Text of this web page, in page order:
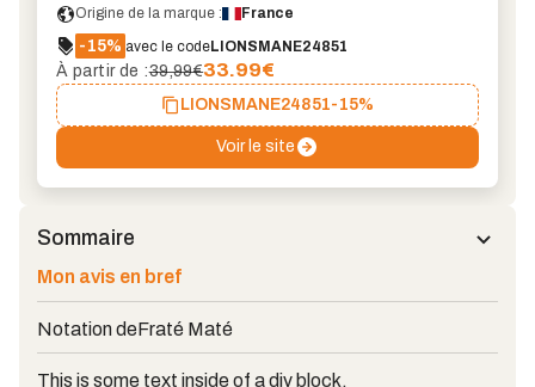
Origine de la marque :
France
-15% avec le codeLIONSMANE24851
À partir de :39,99€33.99€
LIONSMANE24851-15%
Voir le site
Sommaire
Mon avis en bref
Notation deFraté Maté
This is some text inside of a div block.